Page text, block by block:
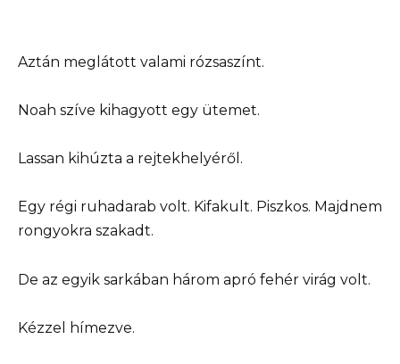
Aztán meglátott valami rózsaszínt.
Noah szíve kihagyott egy ütemet.
Lassan kihúzta a rejtekhelyéről.
Egy régi ruhadarab volt. Kifakult. Piszkos. Majdnem
rongyokra szakadt.
De az egyik sarkában három apró fehér virág volt.
Kézzel hímezve.